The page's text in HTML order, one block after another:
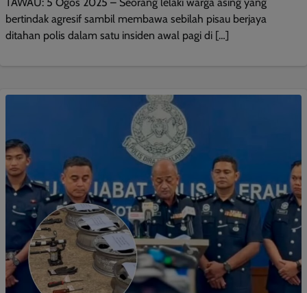
bertindak agresif sambil membawa sebilah pisau berjaya
ditahan polis dalam satu insiden awal pagi di […]